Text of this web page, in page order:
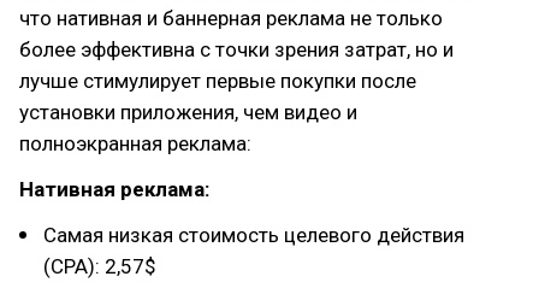
что нативная и баннерная реклама не только
более эффективна с точки зрения затрат, но и
лучше стимулирует первые покупки после
установки приложения, чем видео и
полноэкранная реклама:
Нативная реклама:
Самая низкая стоимость целевого действия
(CPA): 2,57$